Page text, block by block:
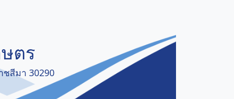
ตร
ชสีมา 30290